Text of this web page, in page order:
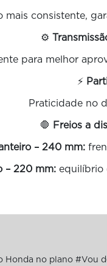
mais consistente,
⚙️
para melhor
⚡
Praticidade no
🛑 Freios a
– 240 mm:
– 220 mm:equilíbrio
Honda no plano #Vou